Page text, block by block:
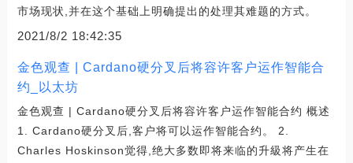
市场现状,并在这个基础上明确提出的处理其难题的方式。
2021/8/2 18:42:35
金色观查 | Cardano硬分叉后将容许客户运作智能合
约_以太坊
金色观查 | Cardano硬分叉后将容许客户运作智能合约 概述
1. Cardano硬分叉后,客户将可以运作智能合约。 2.
Charles Hoskinson觉得,绝大多数即将来临的升級将产生在